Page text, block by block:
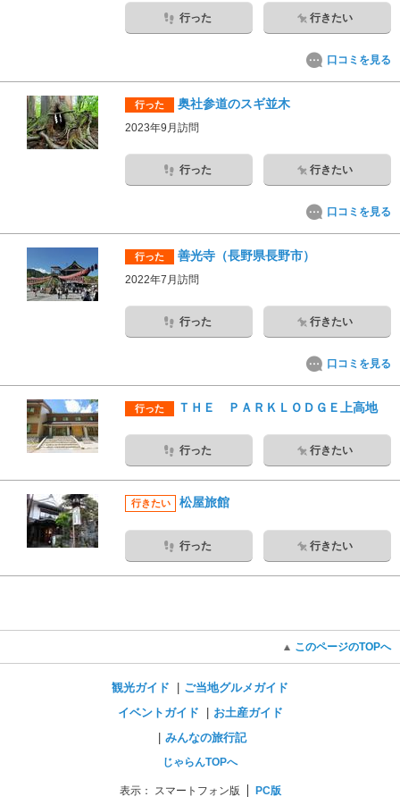
行った 行きたい
口コミを見る
行った 奥社参道のスギ並木
2023年9月訪問
行った 行きたい
口コミを見る
行った 善光寺（長野県長野市）
2022年7月訪問
行った 行きたい
口コミを見る
行った ＴＨＥ ＰＡＲＫＬＯＤＧＥ上高地
行った 行きたい
行きたい 松屋旅館
行った 行きたい
このページのTOPへ
観光ガイド
ご当地グルメガイド
イベントガイド
お土産ガイド
みんなの旅行記
じゃらんTOPへ
表示： スマートフォン版 PC版